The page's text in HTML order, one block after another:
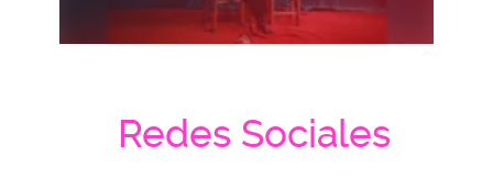
Redes Sociales